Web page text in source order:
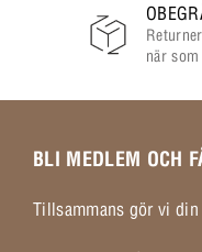
när
BLI MEDLEM OCH
Tillsammans gör vi